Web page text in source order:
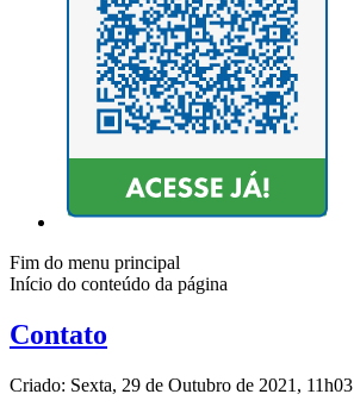
Fim do menu principal
Início do conteúdo da página
Contato
Criado: Sexta, 29 de Outubro de 2021, 11h03